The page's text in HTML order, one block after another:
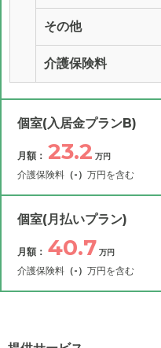
その他
介護保険料
個室(入居金プランB)
月額： 23.2 万円
介護保険料 （-） 万円を含む
月額費用
管理費
個室(月払いプラン)
月額： 40.7 万円
介護保険料 （-） 万円を含む